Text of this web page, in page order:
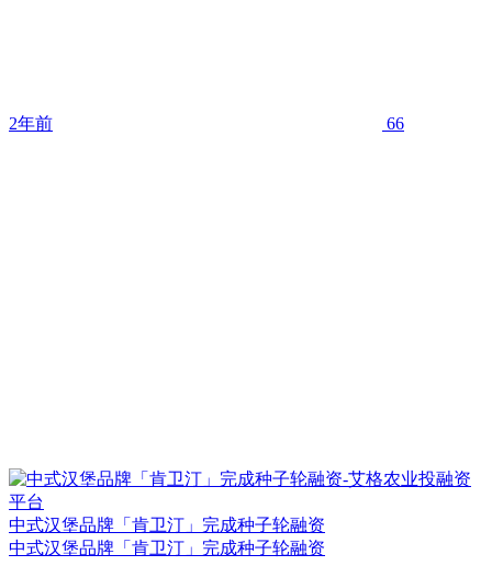
2年前 66
中式汉堡品牌「肯卫汀」完成种子轮融资
中式汉堡品牌「肯卫汀」完成种子轮融资